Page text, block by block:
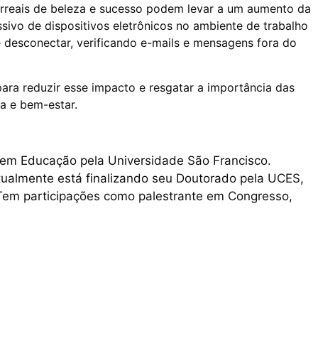
de beleza e sucesso podem levar a um aumento da
de dispositivos eletrônicos no ambiente de trabalho
verificando e-mails e mensagens fora do
reduzir esse impacto e resgatar a importância das
e bem-estar.
Educação pela Universidade São Francisco.
está finalizando seu Doutorado pela UCES,
participações como palestrante em Congresso,